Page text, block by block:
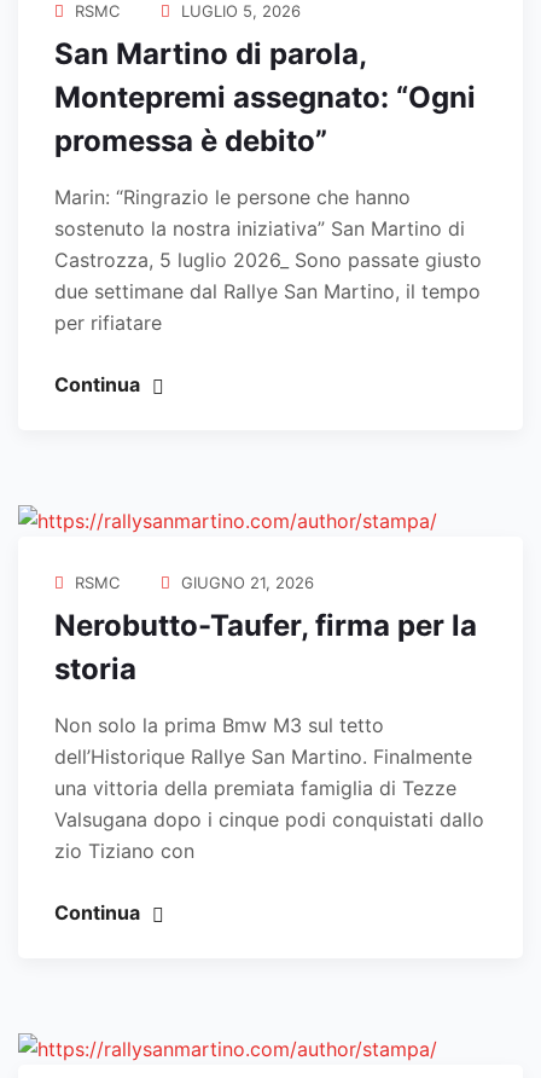
RSMC LUGLIO 5, 2026
San Martino di parola,
Montepremi assegnato: “Ogni
promessa è debito”
Marin: “Ringrazio le persone che hanno
sostenuto la nostra iniziativa” San Martino di
Castrozza, 5 luglio 2026_ Sono passate giusto
due settimane dal Rallye San Martino, il tempo
per rifiatare
Continua
RSMC GIUGNO 21, 2026
Nerobutto-Taufer, firma per la
storia
Non solo la prima Bmw M3 sul tetto
dell’Historique Rallye San Martino. Finalmente
una vittoria della premiata famiglia di Tezze
Valsugana dopo i cinque podi conquistati dallo
zio Tiziano con
Continua